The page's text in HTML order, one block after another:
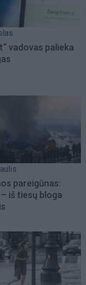
vadovas palieka
pareigūnas:
iš tiesų bloga